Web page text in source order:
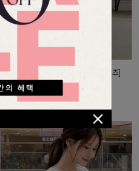
강력한편안함 와이드슬랙스[FREE,L사이즈]
10% 37,800
리뷰 카운트 영역